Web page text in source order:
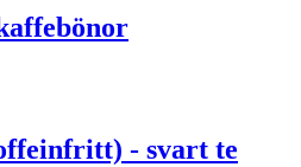
- svart te